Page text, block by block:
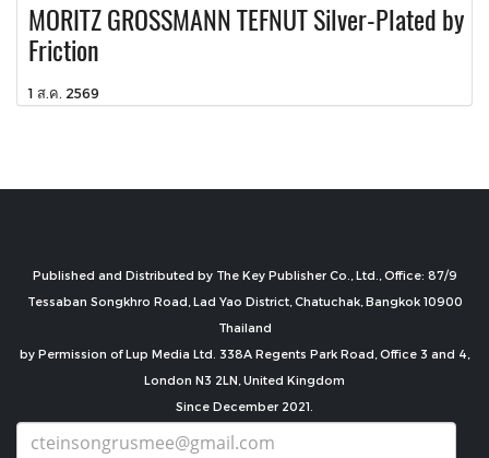
MORITZ GROSSMANN TEFNUT Silver-Plated by
Friction
1 ส.ค. 2569
Published and Distributed by The Key Publisher Co., Ltd., Office: 87/9
Tessaban Songkhro Road, Lad Yao District, Chatuchak, Bangkok 10900
Thailand
by Permission of Lup Media Ltd. 338A Regents Park Road, Office 3 and 4,
London N3 2LN, United Kingdom
Since December 2021.